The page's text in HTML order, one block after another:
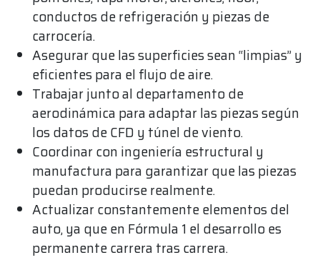
conductos de refrigeración y piezas de
carrocería.
Asegurar que las superficies sean “limpias” y
eficientes para el flujo de aire.
Trabajar junto al departamento de
aerodinámica para adaptar las piezas según
los datos de CFD y túnel de viento.
Coordinar con ingeniería estructural y
manufactura para garantizar que las piezas
puedan producirse realmente.
Actualizar constantemente elementos del
auto, ya que en Fórmula 1 el desarrollo es
permanente carrera tras carrera.